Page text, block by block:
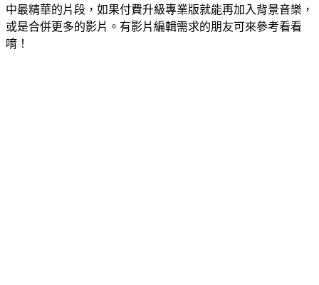
中最精華的片段，如果付費升級專業版就能再加入背景音樂，
或是合併更多的影片。有影片編輯需求的朋友可來參考看看
唷！